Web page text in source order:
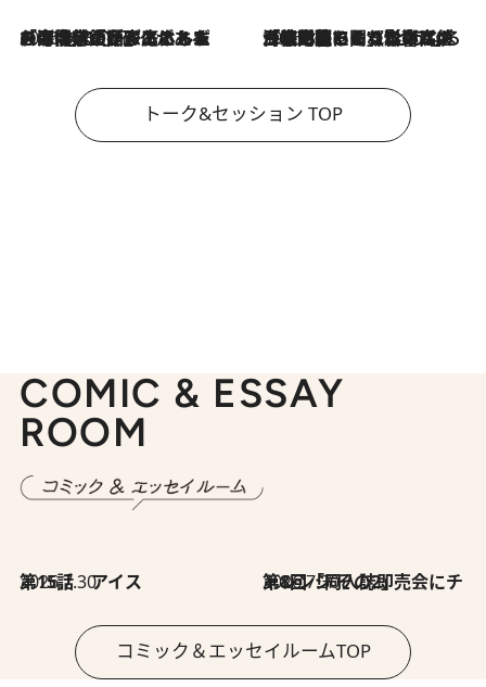
2026.8.3
「今後値上げがあるとすれば…」「リスクがあるのは今年の冬」エネルギー専門家が語る、ホルムズ海峡封鎖が家庭にもたらす“ある心配” 2026.8.3
「住宅建てられない…」「サーチャージ料の高値が続いている」ホルムズ海峡封鎖による影響はいつまで続く？《エネルギー専門家に聞く“どうなる日本の暮らし”》
トーク&セッション TOP
COMIC & ESSAY
ROOM
2026.7.30
第15話 アイス 2026.7.30
第8回「同人誌即売会にチャレンジ その2」
コミック＆エッセイルームTOP